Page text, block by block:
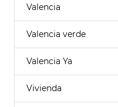
Valencia
Valencia verde
Valencia Ya
Vivienda